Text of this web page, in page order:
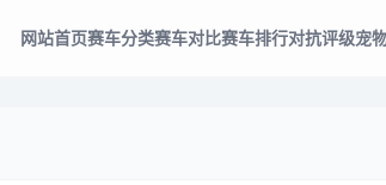
网站首页赛车分类赛车对比赛车排行对抗评级宠